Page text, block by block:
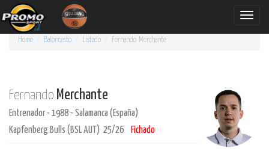
Toggle
Home Baloncesto Listado Fernando Merchante
Fernando Merchante
Entrenador - 1988 - Salamanca (España)
Kapfenberg Bulls (BSL AUT) 25/26
Fichado